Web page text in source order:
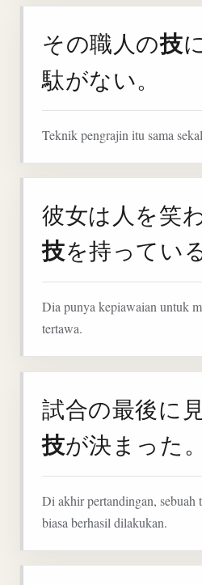
その職人の技
駄がない。
Teknik pengrajin itu sama
彼女は人を笑
技を持っている
Dia punya kepiawaian untuk
tertawa.
試合の最後に
技が決まった。
Di akhir pertandingan, sebuah
biasa berhasil dilakukan.